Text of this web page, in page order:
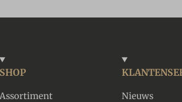
SHOP
Assortiment
Nieuws